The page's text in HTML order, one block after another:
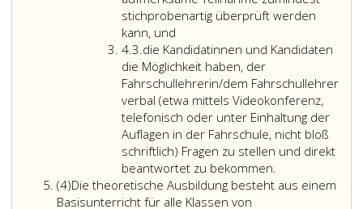
der
Sicherheitsgurte,
Beeinträchtigung
der
Fahrtüchtigkeit
oder
Risikokompetenz
sind
geeignete,
bewusstseinsbildende
Filme
vorzuführen
Umfang
Vorgaben
64
b,
sowie
der
10a
stichprobenartig überprüft werden
kann, und
4.3.4
Punkt
3
die Kandidatinnen und Kandidaten
die Möglichkeit haben, der
Fahrschullehrerin/dem Fahrschullehrer
verbal (etwa mittels Videokonferenz,
telefonisch oder unter Einhaltung der
Auflagen in der Fahrschule, nicht bloß
schriftlich) Fragen zu stellen und direkt
beantwortet zu bekommen.
(4)Absatz
4
Die theoretische Ausbildung besteht aus einem
Basisunterricht für alle Klassen von